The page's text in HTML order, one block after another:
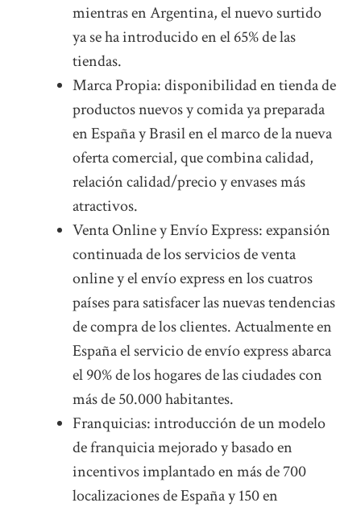
mientras en Argentina, el nuevo surtido
ya se ha introducido en el 65% de las
tiendas.
Marca Propia: disponibilidad en tienda de
productos nuevos y comida ya preparada
en España y Brasil en el marco de la nueva
oferta comercial, que combina calidad,
relación calidad/precio y envases más
atractivos.
Venta Online y Envío Express: expansión
continuada de los servicios de venta
online y el envío express en los cuatros
países para satisfacer las nuevas tendencias
de compra de los clientes. Actualmente en
España el servicio de envío express abarca
el 90% de los hogares de las ciudades con
más de 50.000 habitantes.
Franquicias: introducción de un modelo
de franquicia mejorado y basado en
incentivos implantado en más de 700
localizaciones de España y 150 en